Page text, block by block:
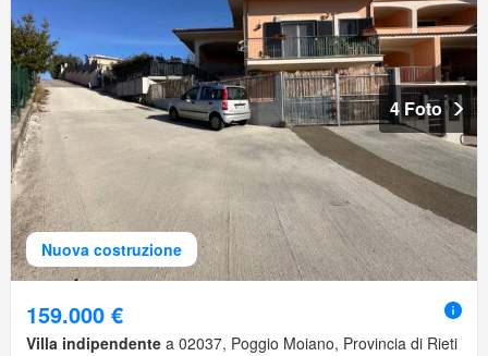
Nuova costruzione
4 Foto
159.000 €
Villa indipendente a 02037, Poggio Moiano, Provincia di Rieti